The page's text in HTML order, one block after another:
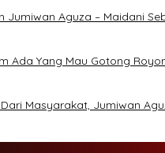
Jumiwan Aguza – Maidani
Ada Yang Mau Gotong
Masyarakat, Jumiwan